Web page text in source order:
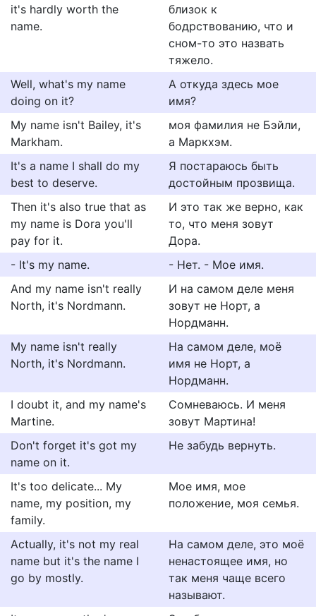
it's hardly worth the
name.
близок к
бодрствованию, что и
сном-то это назвать
тяжело.
Well, what's my name
doing on it?
А откуда здесь мое
имя?
My name isn't Bailey, it's
Markham.
моя фамилия не Бэйли,
а Маркхэм.
It's a name I shall do my
best to deserve.
Я постараюсь быть
достойным прозвища.
Then it's also true that as
my name is Dora you'll
pay for it.
И это так же верно, как
то, что меня зовут
Дора.
- It's my name.
- Нет. - Мое имя.
And my name isn't really
North, it's Nordmann.
И на самом деле меня
зовут не Норт, а
Нордманн.
My name isn't really
North, it's Nordmann.
На самом деле, моё
имя не Норт, а
Нордманн.
I doubt it, and my name's
Martine.
Сомневаюсь. И меня
зовут Мартина!
Don't forget it's got my
name on it.
Не забудь вернуть.
It's too delicate... My
name, my position, my
family.
Мое имя, мое
положение, моя семья.
Actually, it's not my real
name but it's the name I
go by mostly.
На самом деле, это моё
ненастоящее имя, но
так меня чаще всего
называют.